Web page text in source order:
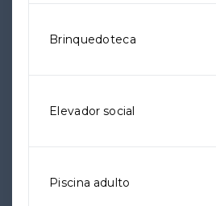
Brinquedoteca
Elevador social
Piscina adulto